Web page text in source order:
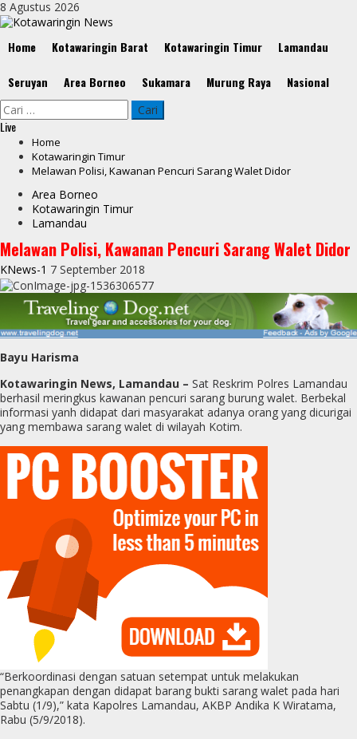
Skip
to
8 Agustus 2026
Menu
Home Kotawaringin Barat Kotawaringin Timur Lamandau
Seruyan Area Borneo Sukamara Murung Raya Nasional
Cari
untuk:
Live
Home
Kotawaringin Timur
Melawan Polisi, Kawanan Pencuri Sarang Walet Didor
Area Borneo
Kotawaringin Timur
Lamandau
Melawan Polisi, Kawanan Pencuri Sarang Walet Didor
KNews-1 7 September 2018
Bayu Harisma
Kotawaringin News, Lamandau – Sat Reskrim Polres Lamandau
berhasil meringkus kawanan pencuri sarang burung walet. Berbekal
informasi yanh didapat dari masyarakat adanya orang yang dicurigai
yang membawa sarang walet di wilayah Kotim.
“Berkoordinasi dengan satuan setempat untuk melakukan
penangkapan dengan didapat barang bukti sarang walet pada hari
Sabtu (1/9),” kata Kapolres Lamandau, AKBP Andika K Wiratama,
Rabu (5/9/2018).